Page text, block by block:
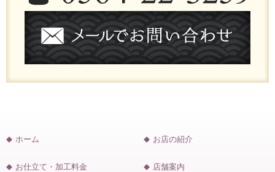
ホーム お店の紹介
お仕立て・加工料金 店舗案内